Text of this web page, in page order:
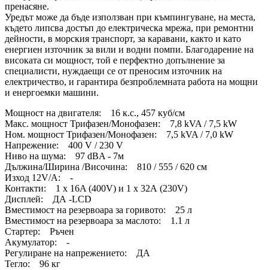
пренасяне.
Уредът може да бъде използван при къмпингуване, на места,
където липсва достъп до електрическа мрежа, при ремонтни
дейности, в морския транспорт, за каравани, както и като
енергиен източник за вили и водни помпи. Благодарение на
високата си мощност, той е перфектно допълнение за
специалисти, нуждаещи се от преносим източник на
електричество, и гарантира безпроблемната работа на мощни
и енергоемки машини.
Мощност на двигателя: 16 к.с., 457 куб/см
Макс. мощност Трифазен/Монофазен: 7,8 kVA / 7,5 kW
Ном. мощност Трифазен/Монофазен: 7,5 kVA / 7,0 kW
Напрежение: 400 V / 230 V
Ниво на шума: 97 dBA - 7м
Дължина/Ширина /Височина: 810 / 555 / 620 см
Изход 12V/А: -
Контакти: 1 х 16A (400V) и 1 х 32А (230V)
Дисплей: ДА -LCD
Вместимост на резервоара за горивото: 25 л
Вместимост на резервоара за маслото: 1.1 л
Стартер: Ръчен
Акумулатор: -
Регулиране на напрежението: ДА
Тегло: 96 кг